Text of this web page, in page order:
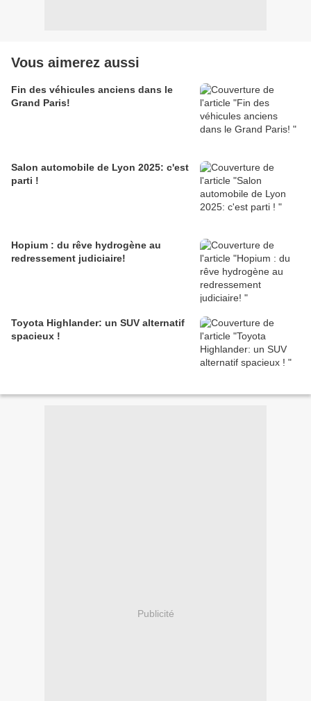
Vous aimerez aussi
Fin des véhicules anciens dans le
Grand Paris!
Salon automobile de Lyon 2025: c'est
parti !
Hopium : du rêve hydrogène au
redressement judiciaire!
Toyota Highlander: un SUV alternatif
spacieux !
Publicité